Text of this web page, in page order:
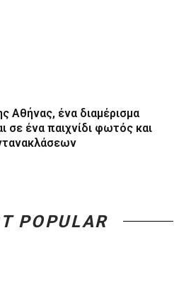
Αθήνας, ένα διαμέρισμα
σε ένα παιχνίδι φωτός και
POPULAR